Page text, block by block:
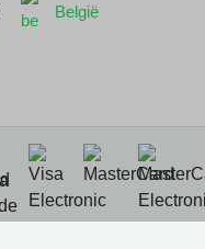
België